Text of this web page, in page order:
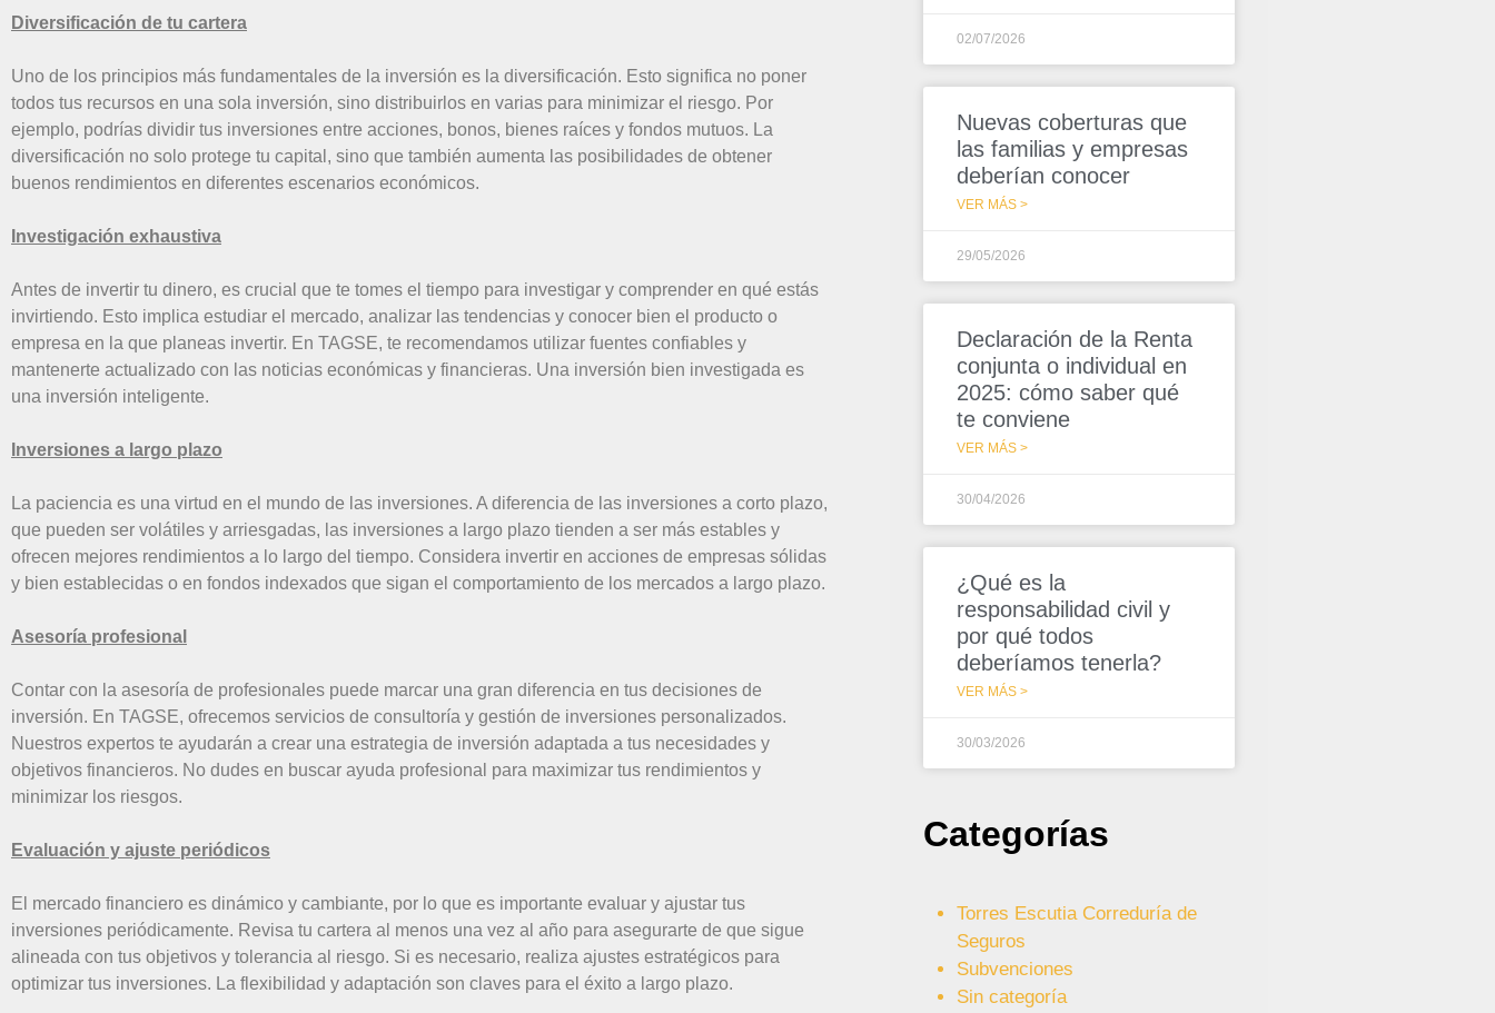
Diversificación de tu cartera
Uno de los principios más fundamentales de la inversión es la diversificación. Esto significa no poner
todos tus recursos en una sola inversión, sino distribuirlos en varias para minimizar el riesgo. Por
ejemplo, podrías dividir tus inversiones entre acciones, bonos, bienes raíces y fondos mutuos. La
diversificación no solo protege tu capital, sino que también aumenta las posibilidades de obtener
buenos rendimientos en diferentes escenarios económicos.
Investigación exhaustiva
Antes de invertir tu dinero, es crucial que te tomes el tiempo para investigar y comprender en qué estás
invirtiendo. Esto implica estudiar el mercado, analizar las tendencias y conocer bien el producto o
empresa en la que planeas invertir. En TAGSE, te recomendamos utilizar fuentes confiables y
mantenerte actualizado con las noticias económicas y financieras. Una inversión bien investigada es
una inversión inteligente.
Inversiones a largo plazo
La paciencia es una virtud en el mundo de las inversiones. A diferencia de las inversiones a corto plazo,
que pueden ser volátiles y arriesgadas, las inversiones a largo plazo tienden a ser más estables y
ofrecen mejores rendimientos a lo largo del tiempo. Considera invertir en acciones de empresas sólidas
y bien establecidas o en fondos indexados que sigan el comportamiento de los mercados a largo plazo.
Asesoría profesional
Contar con la asesoría de profesionales puede marcar una gran diferencia en tus decisiones de
inversión. En TAGSE, ofrecemos servicios de consultoría y gestión de inversiones personalizados.
Nuestros expertos te ayudarán a crear una estrategia de inversión adaptada a tus necesidades y
objetivos financieros. No dudes en buscar ayuda profesional para maximizar tus rendimientos y
minimizar los riesgos.
Evaluación y ajuste periódicos
El mercado financiero es dinámico y cambiante, por lo que es importante evaluar y ajustar tus
inversiones periódicamente. Revisa tu cartera al menos una vez al año para asegurarte de que sigue
alineada con tus objetivos y tolerancia al riesgo. Si es necesario, realiza ajustes estratégicos para
optimizar tus inversiones. La flexibilidad y adaptación son claves para el éxito a largo plazo.
02/07/2026
Nuevas coberturas que
las familias y empresas
deberían conocer
VER MÁS >
29/05/2026
Declaración de la Renta
conjunta o individual en
2025: cómo saber qué
te conviene
VER MÁS >
30/04/2026
¿Qué es la
responsabilidad civil y
por qué todos
deberíamos tenerla?
VER MÁS >
30/03/2026
Categorías
Torres Escutia Correduría de
Seguros
Subvenciones
Sin categoría